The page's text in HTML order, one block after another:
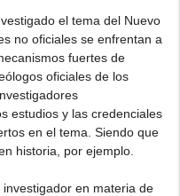
el tema del Nuevo
no oficiales se enfrentan a
fuertes de
oficiales de los
estudios y las credenciales
en el tema. Siendo que
historia, por ejemplo.
en materia de